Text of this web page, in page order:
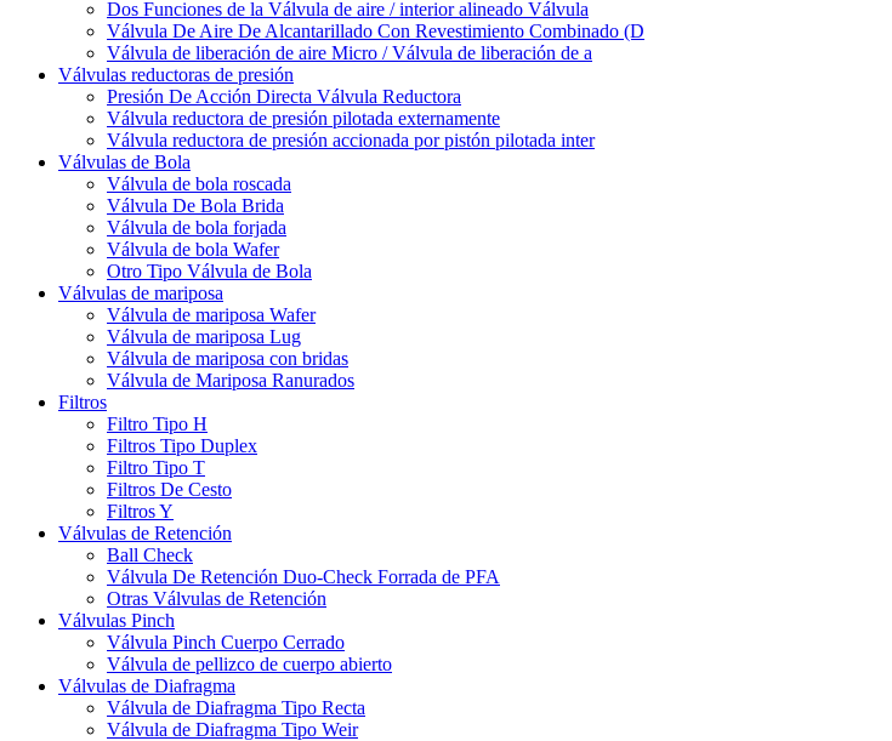
Dos Funciones de la Válvula de aire / interior alineado Válvula
Válvula De Aire De Alcantarillado Con Revestimiento Combinado (D
Válvula de liberación de aire Micro / Válvula de liberación de a
Válvulas reductoras de presión
Presión De Acción Directa Válvula Reductora
Válvula reductora de presión pilotada externamente
Válvula reductora de presión accionada por pistón pilotada inter
Válvulas de Bola
Válvula de bola roscada
Válvula De Bola Brida
Válvula de bola forjada
Válvula de bola Wafer
Otro Tipo Válvula de Bola
Válvulas de mariposa
Válvula de mariposa Wafer
Válvula de mariposa Lug
Válvula de mariposa con bridas
Válvula de Mariposa Ranurados
Filtros
Filtro Tipo H
Filtros Tipo Duplex
Filtro Tipo T
Filtros De Cesto
Filtros Y
Válvulas de Retención
Ball Check
Válvula De Retención Duo-Check Forrada de PFA
Otras Válvulas de Retención
Válvulas Pinch
Válvula Pinch Cuerpo Cerrado
Válvula de pellizco de cuerpo abierto
Válvulas de Diafragma
Válvula de Diafragma Tipo Recta
Válvula de Diafragma Tipo Weir